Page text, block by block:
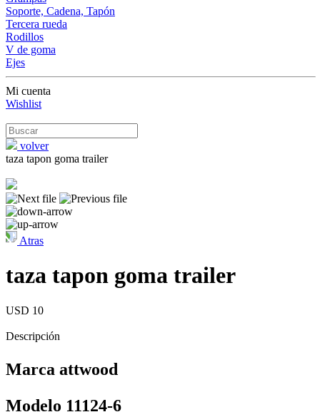
Soporte, Cadena, Tapón
Tercera rueda
Rodillos
V de goma
Ejes
Mi cuenta
Wishlist
volver
taza tapon goma trailer
Atras
taza tapon goma trailer
USD 10
Descripción
Marca attwood
Modelo 11124-6